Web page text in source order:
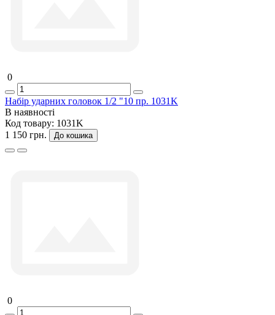
0
Набір ударних головок 1/2 "10 пр. 1031K
В наявності
Код товару: 1031K
1 150 грн.
До кошика
0